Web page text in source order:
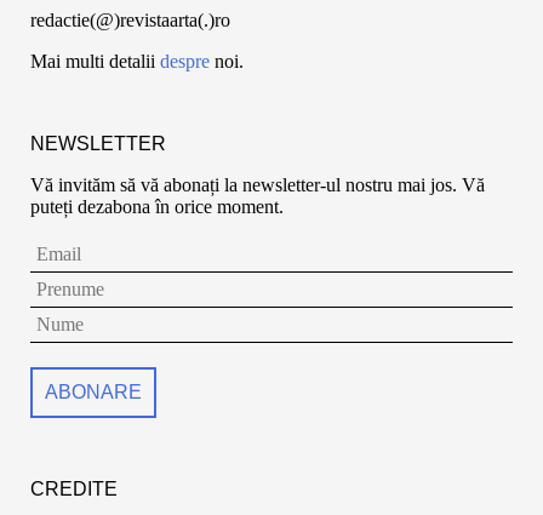
redactie(@)revistaarta(.)ro
Mai multi detalii despre noi.
NEWSLETTER
Vă invităm să vă abonați la newsletter-ul nostru mai jos. Vă
puteți dezabona în orice moment.
CREDITE